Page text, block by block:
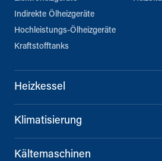
Indirekte Ölheizgeräte
Hochleistungs-Ölheizgeräte
Kraftstofftanks
Heizkessel
Klimatisierung
Kältemaschinen